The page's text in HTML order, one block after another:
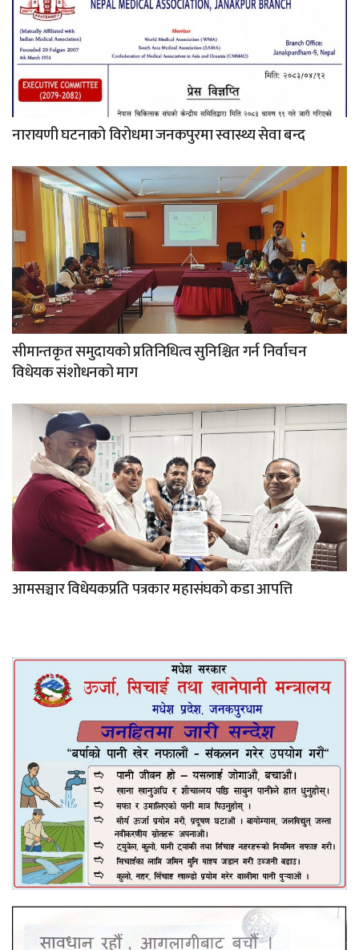
नारायणी घटनाको विरोधमा जनकपुरमा स्वास्थ्य सेवा बन्द
सीमान्तकृत समुदायको प्रतिनिधित्व सुनिश्चित गर्न निर्वाचन
विधेयक संशोधनको माग
आमसञ्चार विधेयकप्रति पत्रकार महासंघको कडा आपत्ति